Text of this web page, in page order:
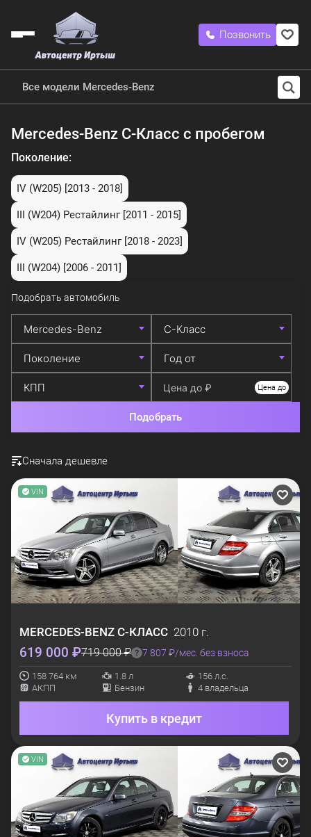
Позвонить
Все модели Mercedes-Benz
Mercedes-Benz C-Класс с пробегом
Поколение:
IV (W205) [2013 - 2018]
III (W204) Рестайлинг [2011 - 2015]
IV (W205) Рестайлинг [2018 - 2023]
III (W204) [2006 - 2011]
Подобрать автомобиль
Цена до
Подобрать
Сначала дешевле
VIN
MERCEDES-BENZ C-КЛАСС 2010 г.
619 000 ₽719 000 ₽ 7 807 ₽/мес. без взноса
158 764 км 1.8 л
156 л.с.
АКПП
Бензин 4 владельца
Купить в кредит
VIN